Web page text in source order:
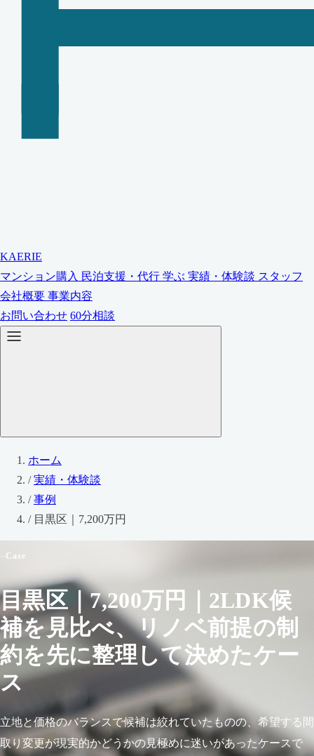
KAERIE
マンション購入 民泊支援・代行 学ぶ 実績・体験談 スタッフ
会社概要 事業内容
お問い合わせ 60分相談
ホーム
/ 実績・体験談
/ 事例
/ 目黒区｜7,200万円
Case
目黒区｜7,200万円｜2LDK候
補を見比べ、リノベ前提の制
約を先に整理して決めたケー
ス
立地と価格のバランスで候補は絞れていたものの、希望する間
取り変更が現実的かどうかの見極めに迷いがあったケースで